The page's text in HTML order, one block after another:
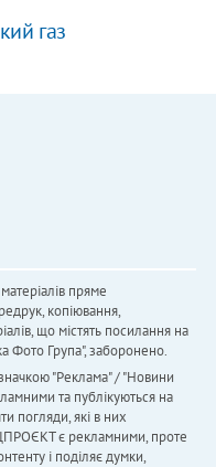
газ
пряме
копіювання,
що містять посилання на
Фото Група", заборонено.
"Реклама" / "Новини
та публікуються на
погляди, які в них
є рекламними, проте
і поділяє думки,